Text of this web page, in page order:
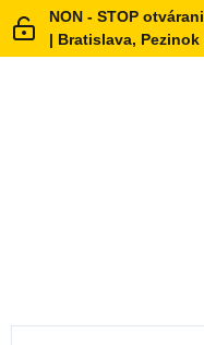
NON - STOP
| Bratislava,